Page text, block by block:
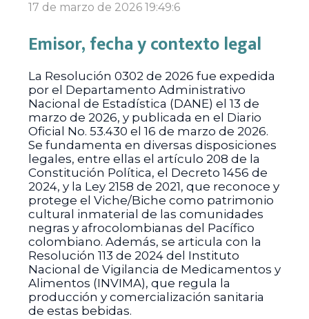
17 de marzo de 2026 19:49:6
Emisor, fecha y contexto legal
La Resolución 0302 de 2026 fue expedida
por el Departamento Administrativo
Nacional de Estadística (DANE) el 13 de
marzo de 2026, y publicada en el Diario
Oficial No. 53.430 el 16 de marzo de 2026.
Se fundamenta en diversas disposiciones
legales, entre ellas el artículo 208 de la
Constitución Política, el Decreto 1456 de
2024, y la Ley 2158 de 2021, que reconoce y
protege el Viche/Biche como patrimonio
cultural inmaterial de las comunidades
negras y afrocolombianas del Pacífico
colombiano. Además, se articula con la
Resolución 113 de 2024 del Instituto
Nacional de Vigilancia de Medicamentos y
Alimentos (INVIMA), que regula la
producción y comercialización sanitaria
de estas bebidas.